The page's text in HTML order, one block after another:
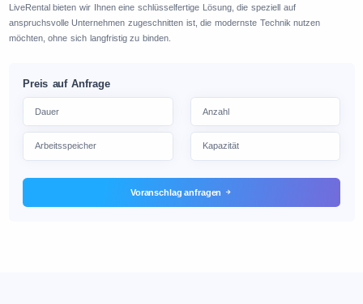
LiveRental bieten wir Ihnen eine schlüsselfertige Lösung, die speziell auf
anspruchsvolle Unternehmen zugeschnitten ist, die modernste Technik nutzen
möchten, ohne sich langfristig zu binden.
Preis auf Anfrage
Voranschlag anfragen